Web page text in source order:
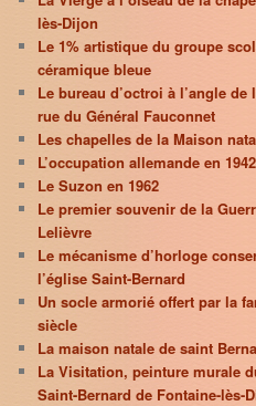
lès-Dijon
Le 1% artistique du groupe
céramique bleue
Le bureau d’octroi à l’angle
rue du Général Fauconnet
Les chapelles de la Maison
L’occupation allemande en
Le Suzon en 1962
Le premier souvenir de la
Lelièvre
Le mécanisme d’horloge
l’église Saint-Bernard
Un socle armorié offert par la
siècle
La maison natale de saint
La Visitation, peinture murale
Saint-Bernard de Fontaine-lès-